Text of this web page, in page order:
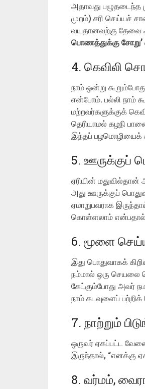
அதாவது பழுதடைந்த
முறம்) சரி செய்யச்
வயதானவற்கு தேவை
பொணத்துக்கு சோறு’
4. கெவிலி
நாம் ஒன்று
என்போம். பல்லி நாம்
மற்றவர்களுக்குக்
தெரியாமல் கழநி
இந்தப் பழமொழியைக்
5. ஊருக்குப்
ஏரியின்
அது ஊருக்குப்
ஏமாறுபவராக
கொள்ளலாம் என்பதால்
6. மூளை
இது பொதுவாகக்
நம்மால் ஒரு செயலை
கேட்கும்போது அவர்
நாம் கடவுளைப்
7. நாற்றும்
ஒருவர் ஏகப்பட்ட
இருந்தால், “எனக்கு
8. வர்மம்,